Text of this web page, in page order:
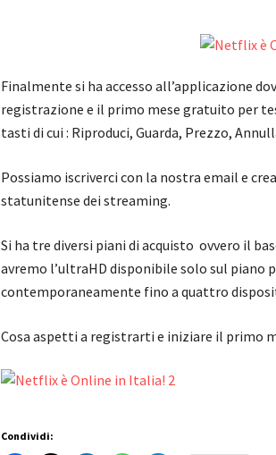
Finalmente si ha accesso all’applicazione
registrazione e il primo mese gratuito per
tasti di cui : Riproduci, Guarda, Prezzo,
Possiamo iscriverci con la nostra email e
statunitense dei streaming.
Si ha tre diversi piani di acquisto ovvero il
avremo l’ultraHD disponibile solo sul
contemporaneamente fino a quattro
Cosa aspetti a registrarti e iniziare il primo
Condividi: